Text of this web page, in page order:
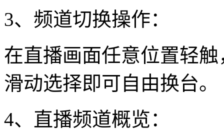
3、频道切换操作：
在直播画面任意位置轻
滑动选择即可自由换台。
4、直播频道概览：